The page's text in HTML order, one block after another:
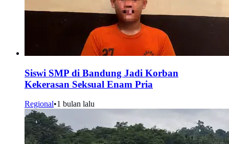
Siswi SMP di Bandung Jadi Korban
Kekerasan Seksual Enam Pria
Regional•1 bulan lalu